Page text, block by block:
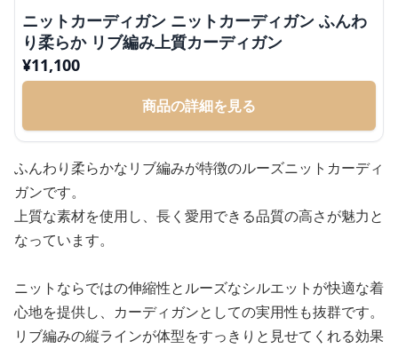
ニットカーディガン ニットカーディガン ふんわ
り柔らか リブ編み上質カーディガン
¥11,100
商品の詳細を見る
ふんわり柔らかなリブ編みが特徴のルーズニットカーディ
ガンです。
上質な素材を使用し、長く愛用できる品質の高さが魅力と
なっています。
ニットならではの伸縮性とルーズなシルエットが快適な着
心地を提供し、カーディガンとしての実用性も抜群です。
リブ編みの縦ラインが体型をすっきりと見せてくれる効果